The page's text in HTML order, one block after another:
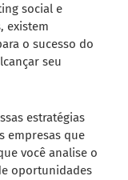
social e
existem
o sucesso do
seu
estratégias
empresas que
você analise o
oportunidades